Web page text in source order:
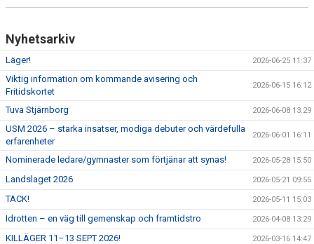
Nyhetsarkiv
Läger! 2026-06-25 11:37
Viktig information om kommande avisering och
Fritidskortet
2026-06-15 16:12
Tuva Stjärnborg 2026-06-08 13:29
USM 2026 – starka insatser, modiga debuter och värdefulla
erfarenheter
2026-06-01 16:11
Nominerade ledare/gymnaster som förtjänar att synas! 2026-05-28 15:50
Landslaget 2026 2026-05-21 09:55
TACK! 2026-05-11 15:03
Idrotten – en väg till gemenskap och framtidstro 2026-04-08 13:29
KILLÄGER 11–13 SEPT 2026! 2026-03-16 14:47